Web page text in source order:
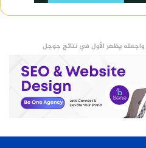
يظهر الأول في نتائج جوجل